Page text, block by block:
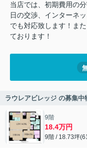
当店では、初期費用の
日の交渉、インターネ
でも対応致します！ま
ております！
ラウレアビレッジ の募集中
9階
18.4万円
9階 / 18.73坪